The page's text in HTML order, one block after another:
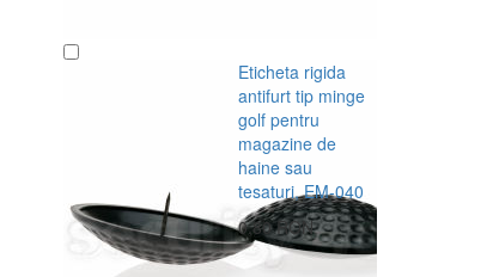
Eticheta rigida
antifurt tip minge
golf pentru
magazine de
haine sau
tesaturi, EM-040
0,80 RON